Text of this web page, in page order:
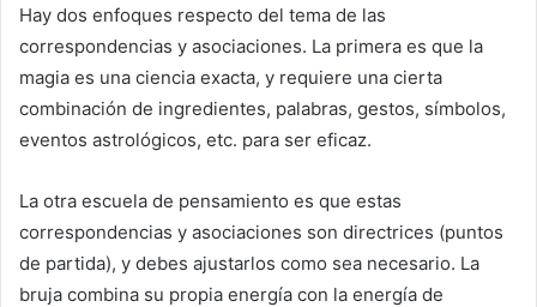
Hay dos enfoques respecto del tema de las
correspondencias y asociaciones. La primera es que la
magia es una ciencia exacta, y requiere una cierta
combinación de ingredientes, palabras, gestos, símbolos,
eventos astrológicos, etc. para ser eficaz.
La otra escuela de pensamiento es que estas
correspondencias y asociaciones son directrices (puntos
de partida), y debes ajustarlos como sea necesario. La
bruja combina su propia energía con la energía de